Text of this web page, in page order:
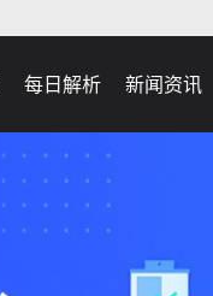
每日解析
新闻资讯